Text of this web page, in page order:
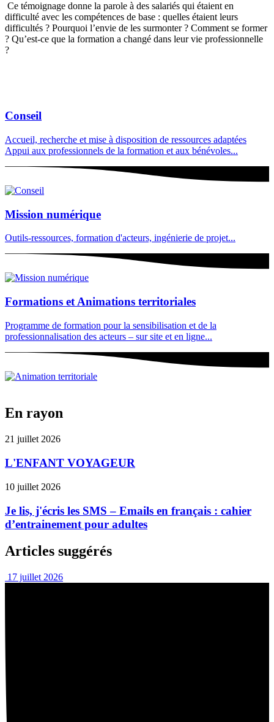
Ce témoignage donne la parole à des salariés qui étaient en
difficulté avec les compétences de base : quelles étaient leurs
difficultés ? Pourquoi l’envie de les surmonter ? Comment se former
? Qu’est-ce que la formation a changé dans leur vie professionnelle
?
Conseil
Accueil, recherche et mise à disposition de ressources adaptées
Appui aux professionnels de la formation et aux bénévoles...
Mission numérique
Outils-ressources, formation d'acteurs, ingénierie de projet...
Formations et Animations territoriales
Programme de formation pour la sensibilisation et de la
professionnalisation des acteurs – sur site et en ligne...
En rayon
21 juillet 2026
L'ENFANT VOYAGEUR
10 juillet 2026
Je lis, j'écris les SMS – Emails en français : cahier
d’entrainement pour adultes
Articles suggérés
17 juillet 2026